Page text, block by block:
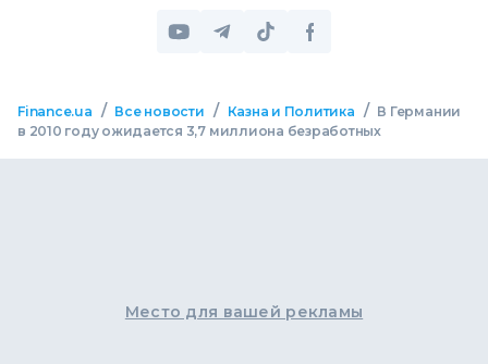
Finance.ua / Все новости / Казна и Политика / В Германии
в 2010 году ожидается 3,7 миллиона безработных
Место для вашей рекламы